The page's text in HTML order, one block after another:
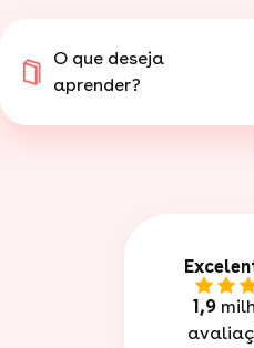
O que deseja
aprender?
1,9